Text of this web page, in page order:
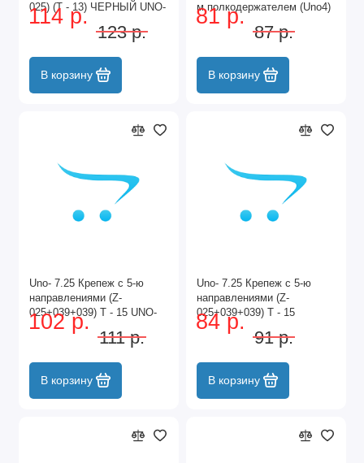
025) (T - 13) ЧЕРНЫЙ UNO-
3.25 BL
114 р.
123 р.
В корзину
м полкодержателем (Uno4)
(Z-040+Z-038+Z038) R - 55
C UNO-6.25
81 р.
87 р.
В корзину
Uno- 7.25 Крепеж с 5-ю
направлениями (Z-
025+039+039) T - 15 UNO-
7.25
102 р.
111 р.
В корзину
Uno- 7.25 Крепеж с 5-ю
направлениями (Z-
025+039+039) T - 15
VACUUM UNO-7.25
84 р.
91 р.
В корзину